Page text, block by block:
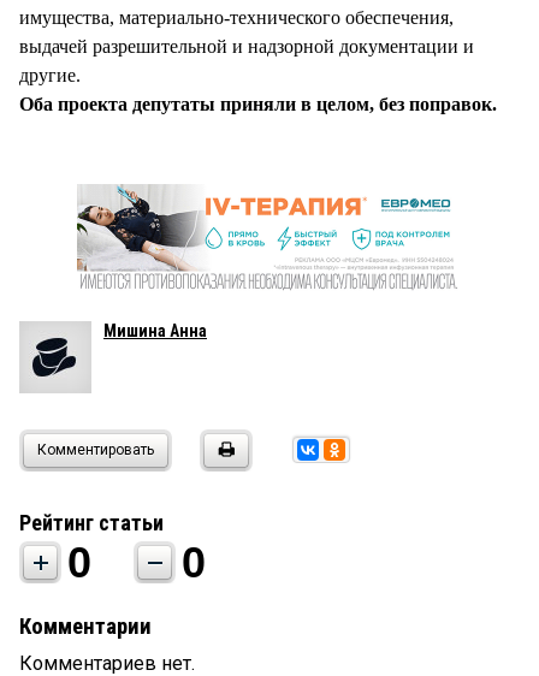
имущества, материально-технического обеспечения,
выдачей разрешительной и надзорной документации и
другие.
Оба проекта депутаты приняли в целом, без поправок.
Мишина Анна
Комментировать
Рейтинг статьи
0 0
Комментарии
Комментариев нет.